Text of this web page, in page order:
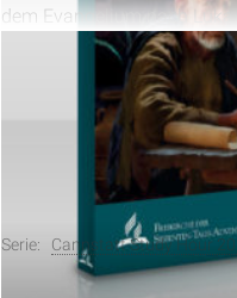
dem Evangelium nach
Gesetzgebung am Sinai
Schöpfer hervorgehoben.
lehrte, dass Gutes tun und
das Hören des Wortes
Weitere Aufnahmen
Serie: Cannstatt Study Hour